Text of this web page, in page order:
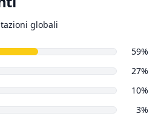
globali
59%
27%
10%
3%